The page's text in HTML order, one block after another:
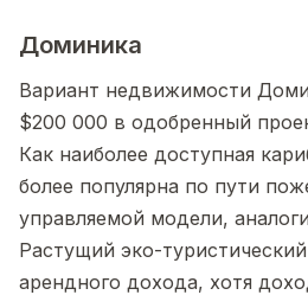
Доминика
Вариант недвижимости
$200 000 в одобренный
Как наиболее доступная
более популярна по пути
управляемой модели,
Растущий эко-
арендного дохода, хотя